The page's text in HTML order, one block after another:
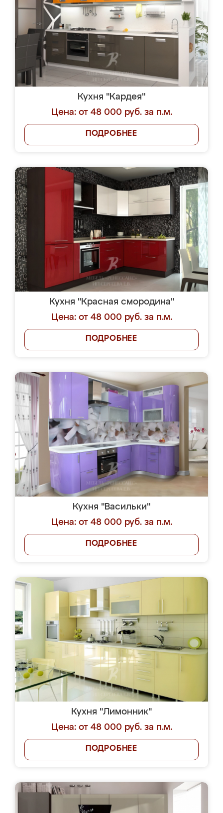
Кухня "Кардея"
Цена: от 48 000 руб. за п.м.
ПОДРОБНЕЕ
Кухня "Красная смородина"
Цена: от 48 000 руб. за п.м.
ПОДРОБНЕЕ
Кухня "Васильки"
Цена: от 48 000 руб. за п.м.
ПОДРОБНЕЕ
Кухня "Лимонник"
Цена: от 48 000 руб. за п.м.
ПОДРОБНЕЕ